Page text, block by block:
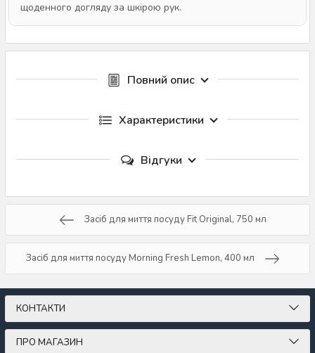
щоденного догляду за шкірою рук.
Повний опис
Характеристики
Відгуки
Засіб для миття посуду Fit Original, 750 мл
Засіб для миття посуду Morning Fresh Lemon, 400 мл
КОНТАКТИ
ПРО МАГАЗИН